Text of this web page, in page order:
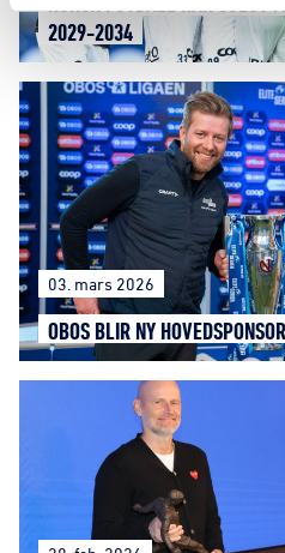
NORSK FOTBALL HAR SOLGT
2029-2034
03. mars 2026
OBOS BLIR NY